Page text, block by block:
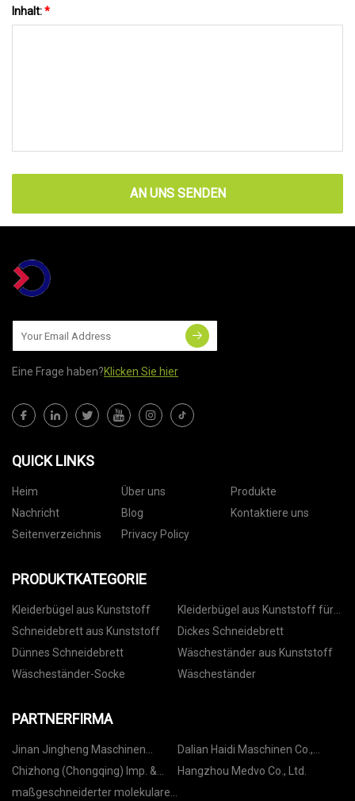
Inhalt:*
AN UNS SENDEN
Eine Frage haben?Klicken Sie hier
QUICK LINKS
Heim Über uns
Produkte
Nachricht
Blog
Kontaktiere uns
Seitenverzeichnis
Privacy Policy
PRODUKTKATEGORIE
Kleiderbügel aus Kunststoff
Kleiderbügel aus Kunststoff für
Hosen
Schneidebrett aus Kunststoff
Dickes Schneidebrett
Dünnes Schneidebrett
Wäscheständer aus Kunststoff
Wäscheständer-Socke
Wäscheständer
PARTNERFIRMA
Jinan Jingheng Maschinen
Ausrüstung Co., Ltd.
Dalian Haidi Maschinen Co.,
GmbH
Chizhong (Chongqing) Imp. &
Exp. Co., Ltd.
Hangzhou Medvo Co., Ltd.
maßgeschneiderter molekularer